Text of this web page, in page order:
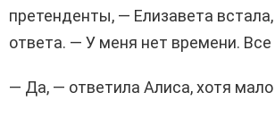
претенденты, — Елизавета
ответа. — У меня нет времени. Все
— Да, — ответила Алиса, хотя мало